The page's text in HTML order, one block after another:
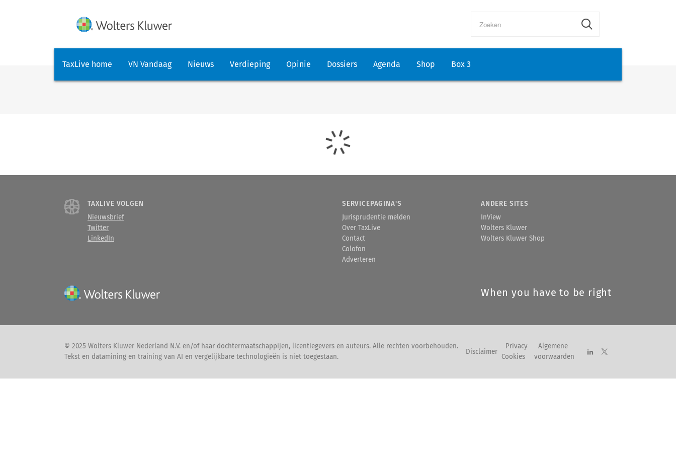
TaxLive home VN Vandaag Nieuws Verdieping Opinie Dossiers Agenda Shop Box 3
TAXLIVE VOLGEN
Nieuwsbrief
Twitter
LinkedIn
SERVICEPAGINA'S
Jurisprudentie melden
Over TaxLive
Contact
Colofon
Adverteren
ANDERE SITES
InView
Wolters Kluwer
Wolters Kluwer Shop
When you have to be right
© 2025 Wolters Kluwer Nederland N.V. en/of haar dochtermaatschappijen, licentiegevers en auteurs. Alle rechten voorbehouden.
Tekst en datamining en training van AI en vergelijkbare technologieën is niet toegestaan.
Disclaimer
Privacy
Cookies
Algemene
voorwaarden